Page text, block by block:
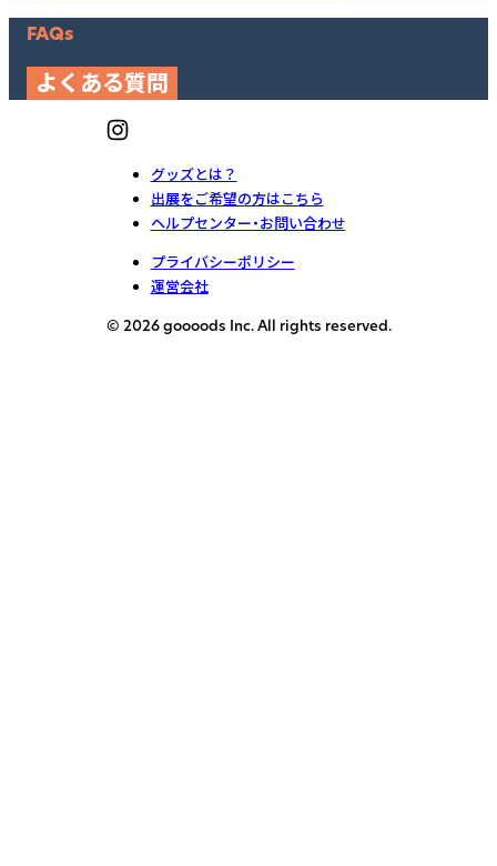
FAQs
よくある質問
グッズとは？
出展をご希望の方はこちら
ヘルプセンター・お問い合わせ
プライバシーポリシー
運営会社
© 2026 goooods Inc. All rights reserved.